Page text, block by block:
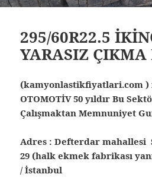
295/60R22.5
YARASIZ
(kamyonlastikfiyatlari.com )
OTOMOTİV 50 yıldır Bu
Çalışmaktan Memnuniyet
Adres : Defterdar mahallesi
29 (halk ekmek fabrikası
/ İstanbul